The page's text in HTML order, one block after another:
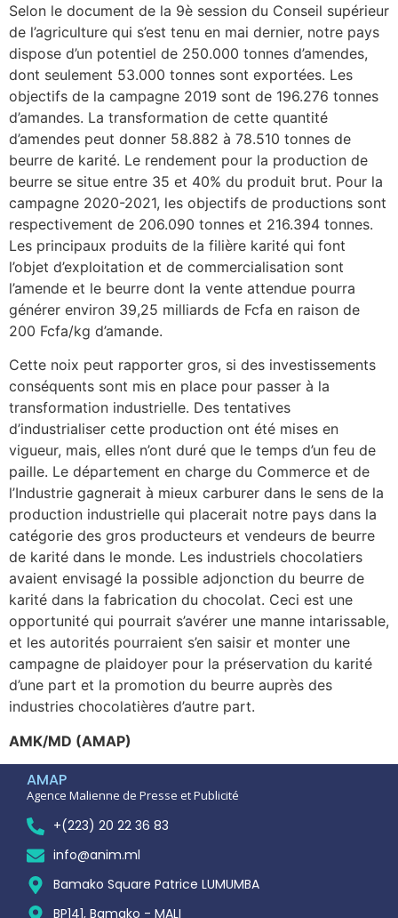
Selon le document de la 9è session du Conseil supérieur
de l’agriculture qui s’est tenu en mai dernier, notre pays
dispose d’un potentiel de 250.000 tonnes d’amendes,
dont seulement 53.000 tonnes sont exportées. Les
objectifs de la campagne 2019 sont de 196.276 tonnes
d’amandes. La transformation de cette quantité
d’amendes peut donner 58.882 à 78.510 tonnes de
beurre de karité. Le rendement pour la production de
beurre se situe entre 35 et 40% du produit brut. Pour la
campagne 2020-2021, les objectifs de productions sont
respectivement de 206.090 tonnes et 216.394 tonnes.
Les principaux produits de la filière karité qui font
l’objet d’exploitation et de commercialisation sont
l’amende et le beurre dont la vente attendue pourra
générer environ 39,25 milliards de Fcfa en raison de
200 Fcfa/kg d’amande.
Cette noix peut rapporter gros, si des investissements
conséquents sont mis en place pour passer à la
transformation industrielle. Des tentatives
d’industrialiser cette production ont été mises en
vigueur, mais, elles n’ont duré que le temps d’un feu de
paille. Le département en charge du Commerce et de
l’Industrie gagnerait à mieux carburer dans le sens de la
production industrielle qui placerait notre pays dans la
catégorie des gros producteurs et vendeurs de beurre
de karité dans le monde. Les industriels chocolatiers
avaient envisagé la possible adjonction du beurre de
karité dans la fabrication du chocolat. Ceci est une
opportunité qui pourrait s’avérer une manne intarissable,
et les autorités pourraient s’en saisir et monter une
campagne de plaidoyer pour la préservation du karité
d’une part et la promotion du beurre auprès des
industries chocolatières d’autre part.
AMK/MD (AMAP)
AMAP
Agence Malienne de Presse et Publicité
+(223) 20 22 36 83
info@anim.ml
Bamako Square Patrice LUMUMBA
BP141, Bamako - MALI